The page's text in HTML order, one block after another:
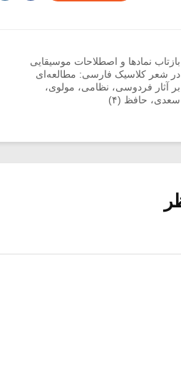
بازتاب نمادها و اصطلاحات موسیقایی
در شعر کلاسیک فارسی: مطالعه‌ای
بر آثار فردوسی، نظامی، مولوی،
سعدی، حافظ (۴)